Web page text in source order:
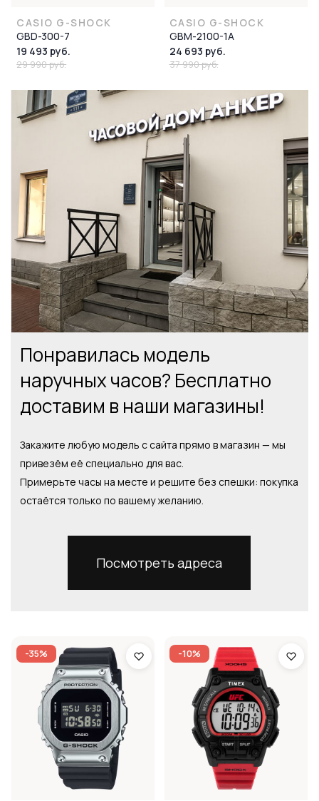
CASIO G-SHOCK
GBD-300-7
19 493 руб.
29 990 руб.
CASIO G-SHOCK
GBM-2100-1A
24 693 руб.
37 990 руб.
Понравилась модель
наручных часов? Бесплатно
доставим в наши магазины!
Закажите любую модель с сайта прямо в магазин — мы
привезём её специально для вас.
Примерьте часы на месте и решите без спешки: покупка
остаётся только по вашему желанию.
Посмотреть адреса
-35% -10%